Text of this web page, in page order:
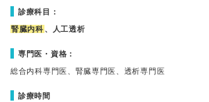
診療科目：
腎臓内科 、人工透析
専門医・資格：
総合内科専門医、腎臓専門医、透析専門医
診療時間